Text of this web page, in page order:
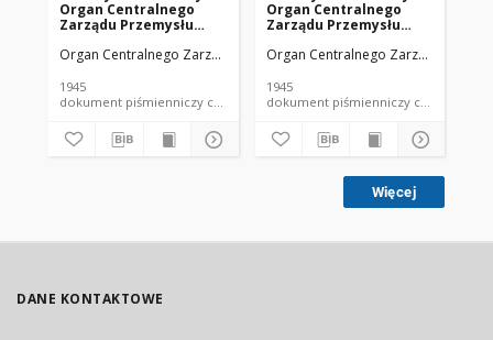
Organ Centralnego
Zarządu Przemysłu
R. 1 Nr 1 (1945)
Organ Centralnego Zarządu Przemysłu Chemicznego w Polsce
1945
dokument piśmienniczy czasopismo
Organ Centralnego
Zarządu Przemysłu
R. 1 Nr 4 (1945)
Organ Centralnego Zarządu
1945
dokument piśmienniczy czasopismo
Więcej
DANE KONTAKTOWE